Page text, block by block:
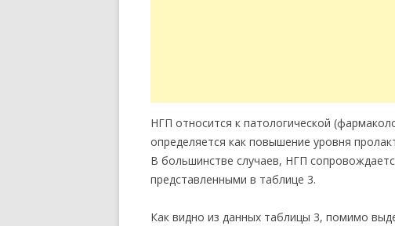
НГП относится к патологической
определяется как повышение уровня
В большинстве случаев, НГП
представленными в таблице 3.
Как видно из данных таблицы 3, помимо